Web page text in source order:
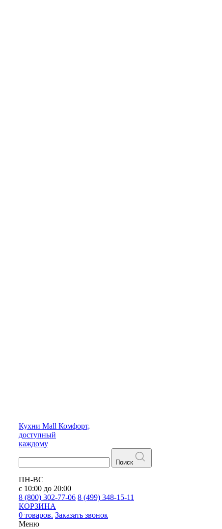
Кухни Mall Комфорт,
доступный
каждому
Поиск
ПН-ВС
с 10:00 до 20:00
8 (800) 302-77-06 8 (499) 348-15-11
КОРЗИНА
0 товаров. Заказать звонок
Меню